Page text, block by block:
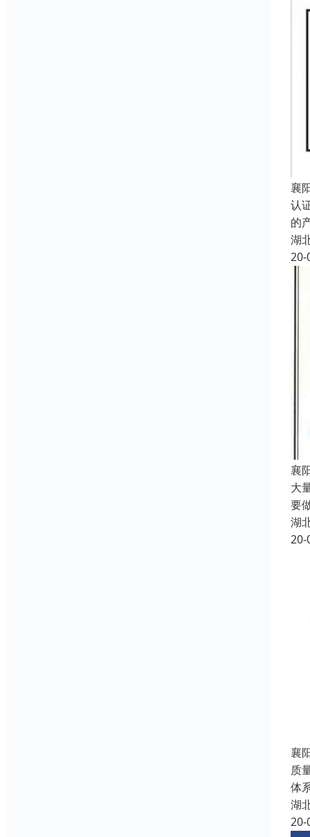
襄
认
的
湖
20-
襄
大
要
湖
20-
襄
质
体
湖
20-